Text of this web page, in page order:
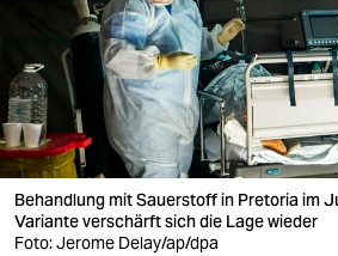
berlin
nord
wahrheit
verlag
verlag
Behandlung mit Sauerstoff in Pretoria im
Variante verschärft sich die Lage wieder
Foto: Jerome Delay/ap/dpa